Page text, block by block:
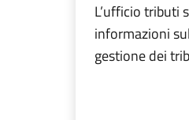
L’ufficio tributi
informazioni
gestione dei